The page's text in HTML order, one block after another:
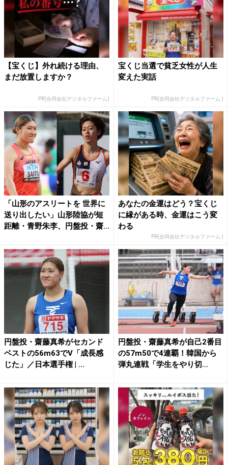
【宝くじ】外れ続ける理由、
まだ放置しますか？
PR(合同会社デジタルファーム)
宝くじ当選で貧乏女性が人生
変えた実話
PR(合同会社デジタルファーム )
「山形のアスリートを 世界に
送り出したい」山形陸協が短
距離・青野朱李、円盤投・齋...
あなたの金運はどう？宝くじ
に縁がある時、金運はこう変
わる
PR(合同会社デジタルファーム )
円盤投・齋藤真希がセカンド
ベストの56m63でV「成長感
じた」／日本選手権 | ...
円盤投・齋藤真希が自己2番目
の57m50で4連覇！韓国から
弾丸連戦「学生をやり切...